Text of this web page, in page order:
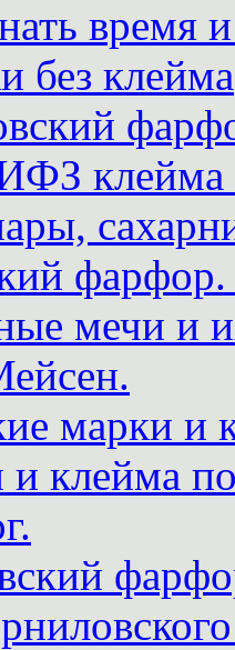
время
без клейма
клейма
фарфор.
мечи и
марки и
клейма